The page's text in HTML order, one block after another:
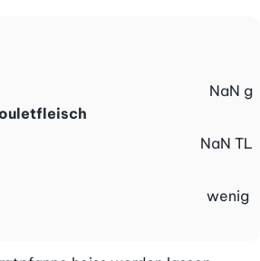
NaN g
NaN TL
wenig